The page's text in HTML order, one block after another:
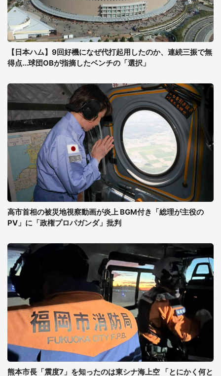
【日本ハム】9回好機になぜ代打起用したのか、連続三振で無
得点...球団OBが指摘したベンチの「選択」
高市首相の被災地視察動画が炎上 BGM付き「総理が主役の
PV」に「政権プロパガンダ」批判
熊本市長「震度7」を知ったのは東シナ海上空 「とにかく何と